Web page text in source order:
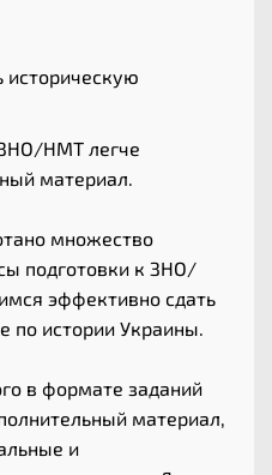
историческую
НМТ легче
материал.
множество
подготовки к ЗНО/
эффективно сдать
по истории Украины.
в формате заданий
материал,
и